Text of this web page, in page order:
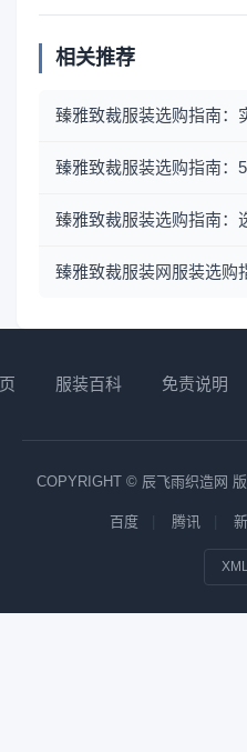
相关推荐
臻雅致裁服装选购指南：
臻雅致裁服装选购指南：
臻雅致裁服装选购指南：
臻雅致裁服装网服装选购
服装百科 免责说明
COPYRIGHT © 辰飞雨织造网
百度 腾讯